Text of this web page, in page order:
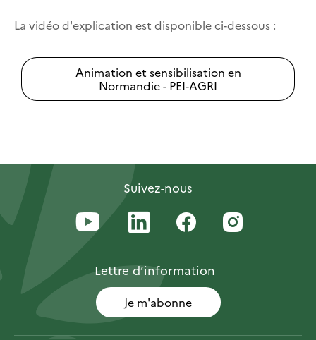
La vidéo d'explication est disponible ci-dessous :
Animation et sensibilisation en
Normandie - PEI-AGRI
Suivez-nous
Lettred’information
Je m'abonne